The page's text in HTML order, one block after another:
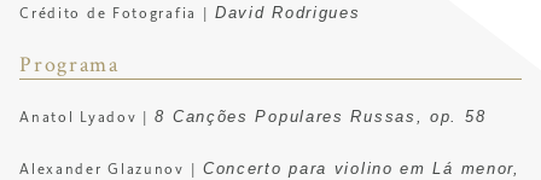
Crédito de Fotografia |David Rodrigues
Programa
Anatol Lyadov |8 Canções Populares Russas, op. 58
Alexander Glazunov | Concerto para violino em Lá menor,